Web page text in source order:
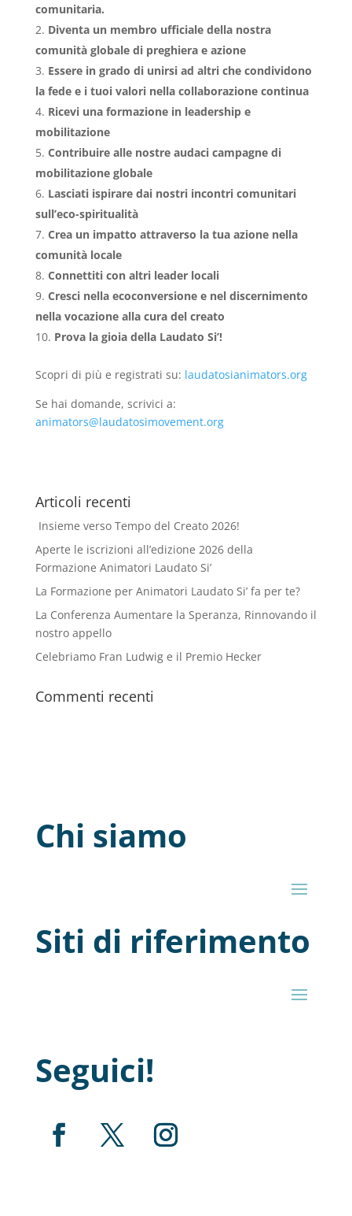
comunitaria.
Diventa un membro ufficiale della nostra
comunità globale di preghiera e azione
Essere in grado di unirsi ad altri che condividono
la fede e i tuoi valori nella collaborazione continua
Ricevi una formazione in leadership e
mobilitazione
Contribuire alle nostre audaci campagne di
mobilitazione globale
Lasciati ispirare dai nostri incontri comunitari
sull’eco-spiritualità
Crea un impatto attraverso la tua azione nella
comunità locale
Connettiti con altri leader locali
Cresci nella ecoconversione e nel discernimento
nella vocazione alla cura del creato
Prova la gioia della Laudato Si’!
Scopri di più e registrati su: laudatosianimators.org
Se hai domande, scrivici a:
animators@laudatosimovement.org
Articoli recenti
Insieme verso Tempo del Creato 2026!
Aperte le iscrizioni all’edizione 2026 della
Formazione Animatori Laudato Si’
La Formazione per Animatori Laudato Si’ fa per te?
La Conferenza Aumentare la Speranza, Rinnovando il
nostro appello
Celebriamo Fran Ludwig e il Premio Hecker
Commenti recenti
Chi siamo
Siti di riferimento
Seguici!